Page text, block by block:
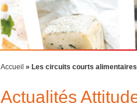
Accueil » Les circuits courts alimentaires
Actualités